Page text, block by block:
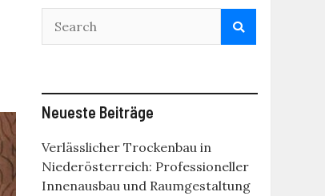
Neueste Beiträge
Verlässlicher Trockenbau in
Niederösterreich: Professioneller
Innenausbau und Raumgestaltung